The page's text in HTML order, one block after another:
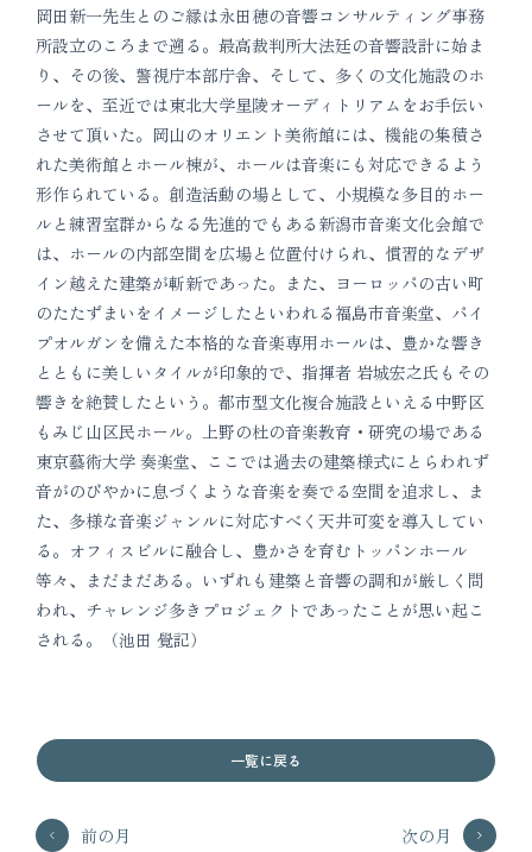
岡田新一先生とのご縁は永田穂の音響コンサルティング事務
所設立のころまで遡る。最高裁判所大法廷の音響設計に始ま
り、その後、警視庁本部庁舎、そして、多くの文化施設のホ
ールを、至近では東北大学星陵オーディトリアムをお手伝い
させて頂いた。岡山のオリエント美術館には、機能の集積さ
れた美術館とホール棟が、ホールは音楽にも対応できるよう
形作られている。創造活動の場として、小規模な多目的ホー
ルと練習室群からなる先進的でもある新潟市音楽文化会館で
は、ホールの内部空間を広場と位置付けられ、慣習的なデザ
イン越えた建築が斬新であった。また、ヨーロッパの古い町
のたたずまいをイメージしたといわれる福島市音楽堂、パイ
プオルガンを備えた本格的な音楽専用ホールは、豊かな響き
とともに美しいタイルが印象的で、指揮者 岩城宏之氏もその
響きを絶賛したという。都市型文化複合施設といえる中野区
もみじ山区民ホール。上野の杜の音楽教育・研究の場である
東京藝術大学 奏楽堂、ここでは過去の建築様式にとらわれず
音がのびやかに息づくような音楽を奏でる空間を追求し、ま
た、多様な音楽ジャンルに対応すべく天井可変を導入してい
る。オフィスビルに融合し、豊かさを育むトッパンホール
等々、まだまだある。いずれも建築と音響の調和が厳しく問
われ、チャレンジ多きプロジェクトであったことが思い起こ
される。（池田 覺記）
前の月
一覧に戻る
次の月